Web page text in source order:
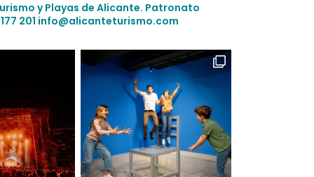
y Playas de Alicante. Patronato
201 info@alicanteturismo.com